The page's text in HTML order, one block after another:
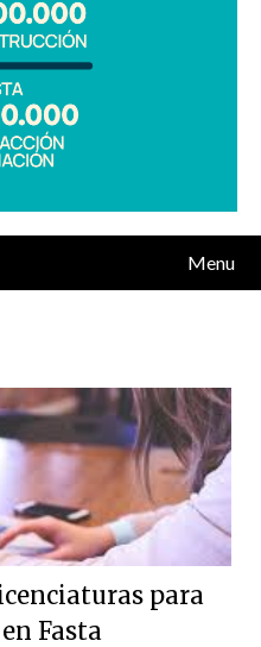
Menu
para
Fasta